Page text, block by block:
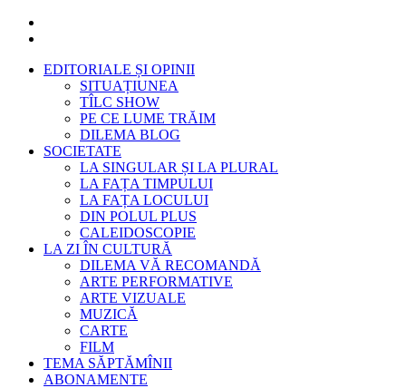
EDITORIALE ȘI OPINII
SITUAȚIUNEA
TÎLC SHOW
PE CE LUME TRĂIM
DILEMA BLOG
SOCIETATE
LA SINGULAR ȘI LA PLURAL
LA FAȚA TIMPULUI
LA FAȚA LOCULUI
DIN POLUL PLUS
CALEIDOSCOPIE
LA ZI ÎN CULTURĂ
DILEMA VĂ RECOMANDĂ
ARTE PERFORMATIVE
ARTE VIZUALE
MUZICĂ
CARTE
FILM
TEMA SĂPTĂMÎNII
ABONAMENTE